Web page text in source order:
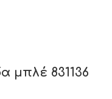
μπλέ 831136